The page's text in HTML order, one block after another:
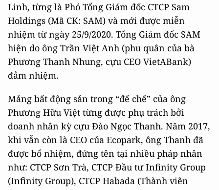
Linh, từng là Phó Tổng Giám đốc CTCP Sam
Holdings (Mã CK: SAM) và mới được miễn
nhiệm từ ngày 25/9/2020. Tổng Giám đốc SAM
hiện do ông Trần Việt Anh (phu quân của bà
Phương Thanh Nhung, cựu CEO VietABank)
đảm nhiệm.
Mảng bất động sản trong “đế chế” của ông
Phương Hữu Việt từng được phụ trách bởi
doanh nhân kỳ cựu Đào Ngọc Thanh. Năm 2017,
khi vẫn còn là CEO của Ecopark, ông Thanh đã
được bổ nhiệm, đứng tên tại nhiều pháp nhân
như: CTCP Sơn Trà, CTCP Đầu tư Infinity Group
(Infinity Group), CTCP Habada (Thành viên